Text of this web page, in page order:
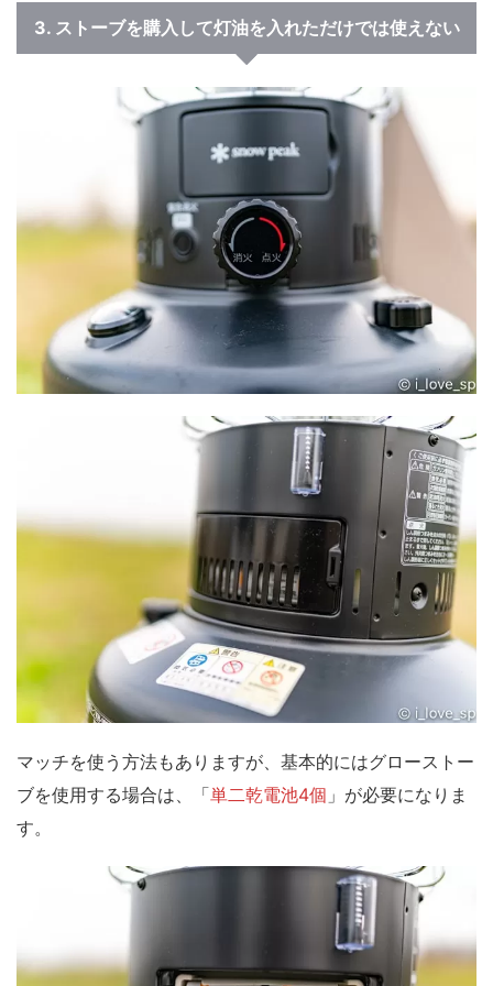
3. ストーブを購入して灯油を入れただけでは使えない
マッチを使う方法もありますが、基本的にはグローストー
ブを使用する場合は、
「単二乾電池4個 」が必要になりま
す。